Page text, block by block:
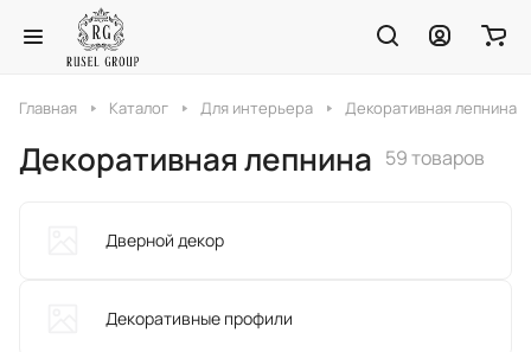
Главная Каталог Для интерьера Декоративная лепнина
Декоративная лепнина 59 товаров
Дверной декор
Декоративные профили